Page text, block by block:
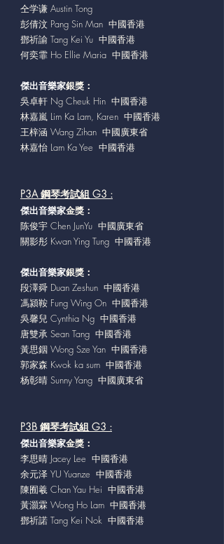
仝学谦 Austin Tong
彭倩汶 Pang Sin Man 中國香港
鄧祈諭 Tang Kei Yu 中國香港
何奕霏 Ho Ellie Maria 中國香港
傑出音樂家銀獎：
吳卓軒 Ng Cheuk Hin 中國香港
林嘉嵐 Lim Ka Lam, Karen 中國香港
王梓涵 Wang Zihan 中國廣東省
林嘉怡 Lam Ka Yee 中國香港
P3A 鋼琴考試組 G3 :
傑出音樂家金獎：
陈俊宇 Chen JunYu 中國廣東省
關影彤 Kwan Ying Tung 中國香港
傑出音樂家銀獎：
段澤舜 Duan Zeshun 中國香港
馮潁鞍 Fung Wing On 中國香港
吳馨兒 Cynthia Ng 中國香港
唐雙承 Sean Tang 中國香港
黃思銦 Wong Sze Yan 中國香港
郭家森 Kwok ka sum 中國香港
杨彰晴 Sunny Yang 中國廣東省
P3B 鋼琴考試組 G3 :
傑出音樂家金獎：
李思晴 Jacey Lee 中國香港
余元泽 YU Yuanze 中國香港
陳囿羲 Chan Yau Hei 中國香港
黃灝霖 Wong Ho Lam 中國香港
鄧祈諾 Tang Kei Nok 中國香港